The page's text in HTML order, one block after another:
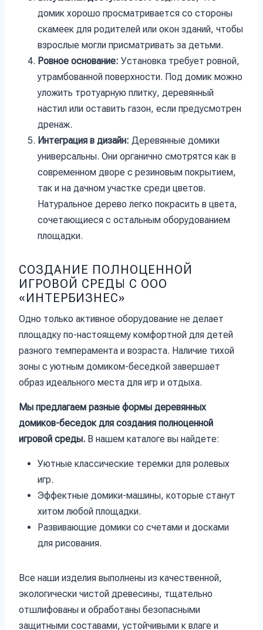
домик хорошо просматривается со стороны
скамеек для родителей или окон зданий, чтобы
взрослые могли присматривать за детьми.
Ровное основание: Установка требует ровной,
утрамбованной поверхности. Под домик можно
уложить тротуарную плитку, деревянный
настил или оставить газон, если предусмотрен
дренаж.
Интеграция в дизайн: Деревянные домики
универсальны. Они органично смотрятся как в
современном дворе с резиновым покрытием,
так и на дачном участке среди цветов.
Натуральное дерево легко покрасить в цвета,
сочетающиеся с остальным оборудованием
площадки.
СОЗДАНИЕ ПОЛНОЦЕННОЙ
ИГРОВОЙ СРЕДЫ С ООО
«ИНТЕРБИЗНЕС»
Одно только активное оборудование не делает
площадку по-настоящему комфортной для детей
разного темперамента и возраста. Наличие тихой
зоны с уютным домиком-беседкой завершает
образ идеального места для игр и отдыха.
Мы предлагаем разные формы деревянных
домиков-беседок для создания полноценной
игровой среды. В нашем каталоге вы найдете:
Уютные классические теремки для ролевых
игр.
Эффектные домики-машины, которые станут
хитом любой площадки.
Развивающие домики со счетами и досками
для рисования.
Все наши изделия выполнены из качественной,
экологически чистой древесины, тщательно
отшлифованы и обработаны безопасными
защитными составами, устойчивыми к влаге и